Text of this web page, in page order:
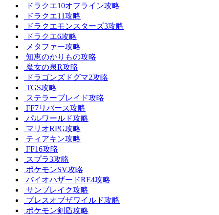
ドラクエ10オフライン攻略
ドラクエ11攻略
ドラクエモンスターズ3攻略
ドラクエ6攻略
メタファー攻略
知恵のかりもの攻略
魔女の泉R攻略
ドラゴンズドグマ2攻略
TGS攻略
ステラーブレイド攻略
FF7リバース攻略
パルワールド攻略
マリオRPG攻略
ティアキン攻略
FF16攻略
スプラ3攻略
ポケモンSV攻略
バイオハザードRE4攻略
サンブレイク攻略
ブレスオブザワイルド攻略
ポケモン剣盾攻略